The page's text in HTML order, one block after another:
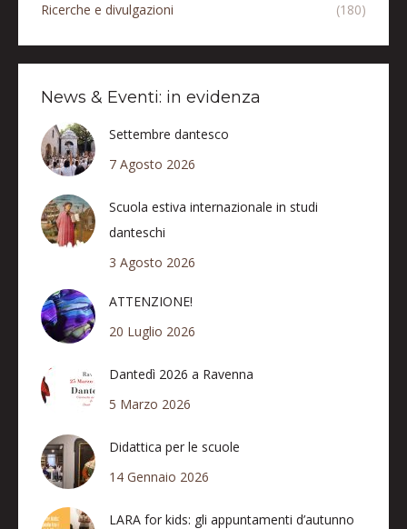
Ricerche e divulgazioni
(180)
News & Eventi: in evidenza
Settembre dantesco
7 Agosto 2026
Scuola estiva internazionale in studi
danteschi
3 Agosto 2026
ATTENZIONE!
20 Luglio 2026
Dantedì 2026 a Ravenna
5 Marzo 2026
Didattica per le scuole
14 Gennaio 2026
LARA for kids: gli appuntamenti d’autunno